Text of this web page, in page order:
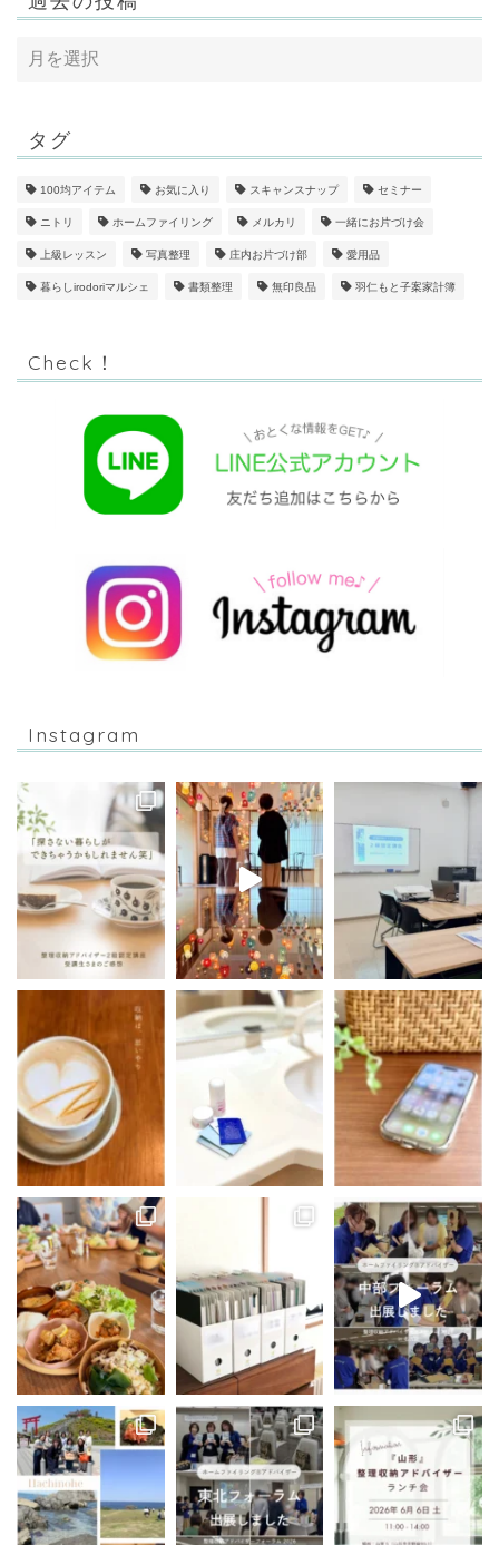
タグ
100均アイテム お気に入り スキャンスナップ セミナー
ニトリ ホームファイリング メルカリ 一緒にお片づけ会
上級レッスン 写真整理 庄内お片づけ部 愛用品
暮らしirodoriマルシェ 書類整理 無印良品 羽仁もと子案家計簿
Check！
Instagram